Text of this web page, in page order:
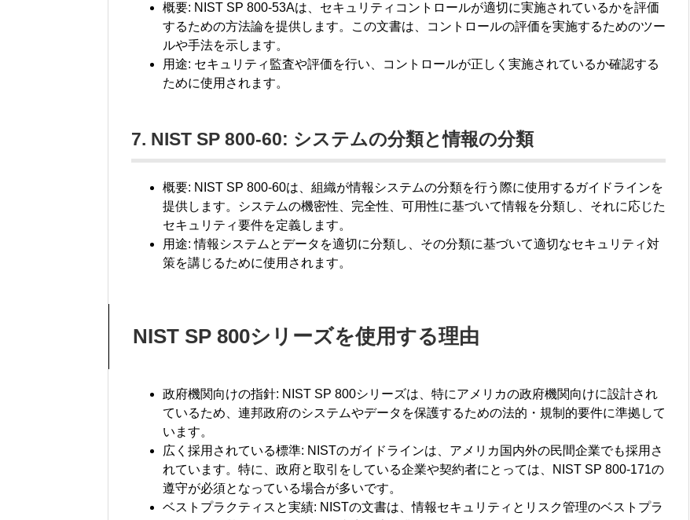
概要: NIST SP 800-53Aは、セキュリティコントロールが適切に実施されているかを評価
するための方法論を提供します。この文書は、コントロールの評価を実施するためのツー
ルや手法を示します。
用途: セキュリティ監査や評価を行い、コントロールが正しく実施されているか確認する
ために使用されます。
7. NIST SP 800-60: システムの分類と情報の分類
概要: NIST SP 800-60は、組織が情報システムの分類を行う際に使用するガイドラインを
提供します。システムの機密性、完全性、可用性に基づいて情報を分類し、それに応じた
セキュリティ要件を定義します。
用途: 情報システムとデータを適切に分類し、その分類に基づいて適切なセキュリティ対
策を講じるために使用されます。
NIST SP 800シリーズを使用する理由
政府機関向けの指針: NIST SP 800シリーズは、特にアメリカの政府機関向けに設計され
ているため、連邦政府のシステムやデータを保護するための法的・規制的要件に準拠して
います。
広く採用されている標準: NISTのガイドラインは、アメリカ国内外の民間企業でも採用さ
れています。特に、政府と取引をしている企業や契約者にとっては、NIST SP 800-171の
遵守が必須となっている場合が多いです。
ベストプラクティスと実績: NISTの文書は、情報セキュリティとリスク管理のベストプラ